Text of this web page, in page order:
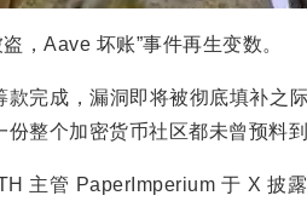
，Aave 坏账”事件再生变数。
款完成，漏洞即将被彻底填补之
份整个加密货币社区都未曾预料
主管 PaperImperium 于 X 披